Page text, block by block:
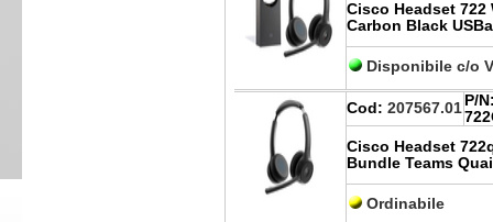
Cisco Headset 722
Carbon Black USBa
Disponibile c/o
Cod: 207567.01 P/
Cisco Headset
Bundle Teams
Ordinabile